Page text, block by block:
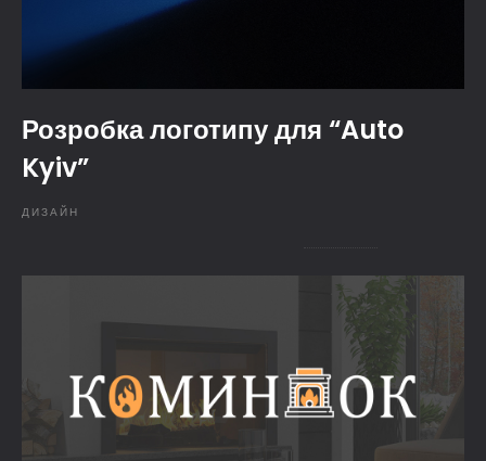
Розробка логотипу для “Auto
Kyiv”
ДИЗАЙН